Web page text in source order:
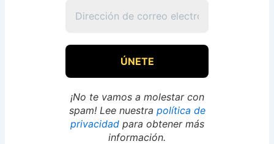
¡No te vamos a molestar con
spam! Lee nuestra política de
privacidadpara obtener más
información.